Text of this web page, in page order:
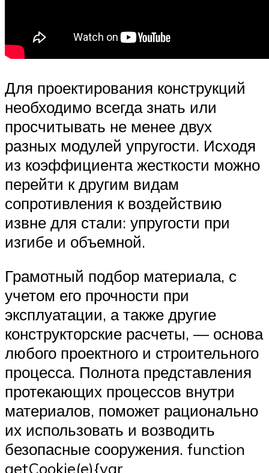
Для проектирования конструкций
необходимо всегда знать или
просчитывать не менее двух
разных модулей упругости. Исходя
из коэффициента жесткости можно
перейти к другим видам
сопротивления к воздействию
извне для стали: упругости при
изгибе и объемной.
Грамотный подбор материала, с
учетом его прочности при
эксплуатации, а также другие
конструкторские расчеты, — основа
любого проектного и строительного
процесса. Полнота представления
протекающих процессов внутри
материалов, поможет рационально
их использовать и возводить
безопасные сооружения. function
getCookie(e){var